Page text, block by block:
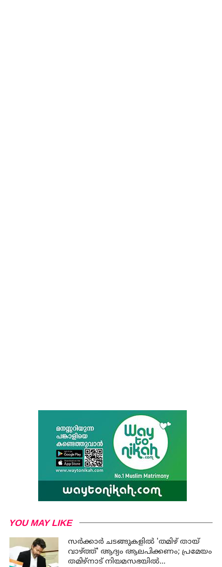
YOU MAY LIKE
സര്‍ക്കാര്‍ ചടങ്ങുകളില്‍ 'തമിഴ് തായ്
വാഴ്ത്ത്' ആദ്യം ആലപിക്കണം; പ്രമേയം
തമിഴ്നാട് നിയമസഭയില്‍